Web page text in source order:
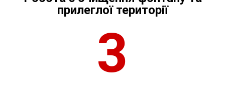
прилеглої території
3